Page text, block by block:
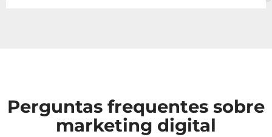
Perguntas frequentes sobre
marketing digital